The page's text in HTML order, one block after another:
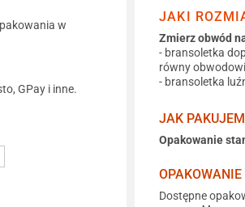
w
GPay i inne.
JAKI
Zmierz obwód
- bransoletka
równy
- bransoletka
JAK
Opakowanie
Dostępne